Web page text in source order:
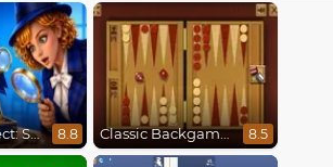
Hidden Object: Street Of Secrets 8.8 Classic Backgammon 8.5